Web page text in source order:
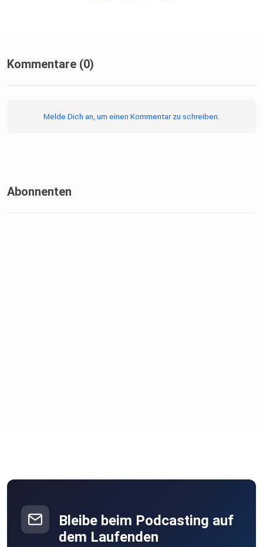
Kommentare (0)
Melde Dich an, um einen Kommentar zu schreiben.
Abonnenten
Bleibe beim Podcasting auf
dem Laufenden